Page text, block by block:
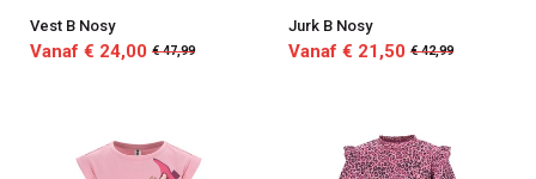
Vest B Nosy
Vanaf € 24,00 € 47,99
Jurk B Nosy
Vanaf € 21,50 € 42,99